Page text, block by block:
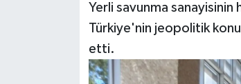
Yerli savunma
Türkiye'nin jeopolitik
etti.